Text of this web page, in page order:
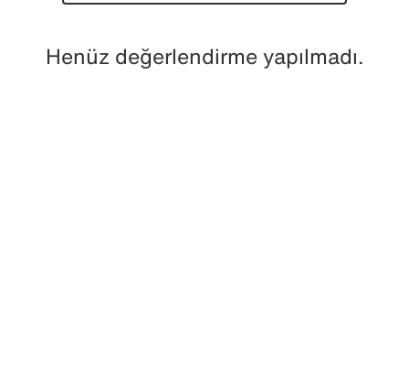
Henüz değerlendirme yapılmadı.